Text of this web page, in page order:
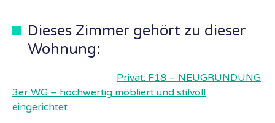
Dieses Zimmer gehört zu dieser
Wohnung:
Privat: F18 – NEUGRÜNDUNG
3er WG – hochwertig möbliert und stilvoll
eingerichtet